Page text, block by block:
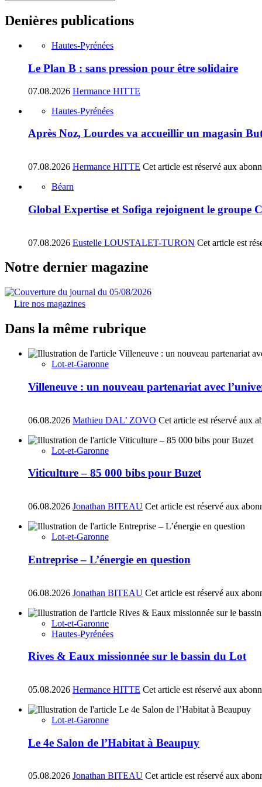
Denières publications
Hautes-Pyrénées
Le Plan B : sans pression pour être solidaire
07.08.2026 Hermance HITTE
Hautes-Pyrénées
Après Noz, Lourdes va accueillir un magasin
07.08.2026 Hermance HITTE Cet article est réservé aux
Béarn
Global Expertise et Sofiga rejoignent le groupe
07.08.2026 Eustelle LOUSTALET-TURON Cet article est
Notre dernier magazine
Lire nos magazines
Dans la même rubrique
Lot-et-Garonne
Villeneuve : un nouveau partenariat avec
06.08.2026 Mathieu DAL’ ZOVO Cet article est réservé aux
Lot-et-Garonne
Viticulture – 85 000 bibs pour Buzet
06.08.2026 Jonathan BITEAU Cet article est réservé aux
Lot-et-Garonne
Entreprise – L’énergie en question
06.08.2026 Jonathan BITEAU Cet article est réservé aux
Lot-et-Garonne
Hautes-Pyrénées
Rives & Eaux missionnée sur le bassin du Lot
05.08.2026 Hermance HITTE Cet article est réservé aux
Lot-et-Garonne
Le 4e Salon de l’Habitat à Beaupuy
05.08.2026 Jonathan BITEAU Cet article est réservé aux